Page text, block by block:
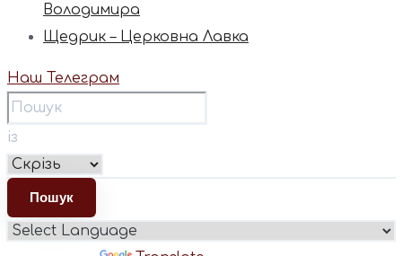
Володимира
Щедрик – Церковна Лавка
Наш Телеграм
із